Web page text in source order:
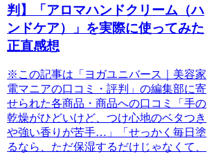
判】「アロマハンドクリーム（ハ
ンドケア）」を実際に使ってみた
正直感想
※この記事は「ヨガユニバース｜美容家
電マニアの口コミ・評判」の編集部に寄
せられた各商品・商品への口コミ「手の
乾燥がひどいけど、つけ心地のベタつき
や強い香りが苦手…」「せっかく毎日塗
るなら、ただ保湿するだけじゃなくて、